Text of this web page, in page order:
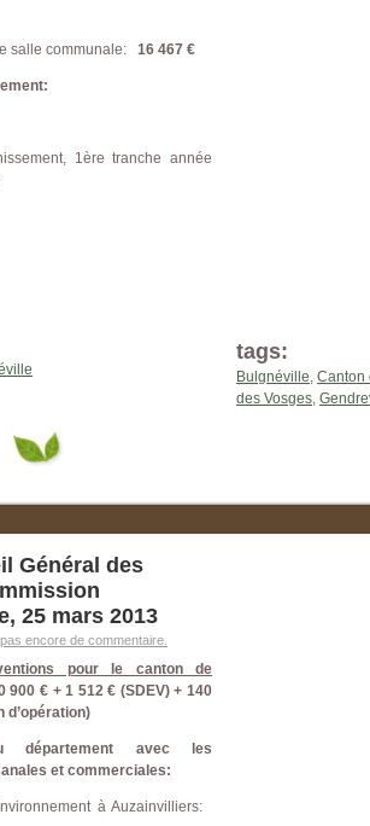
salle communale: 16 467 €
1ère tranche année
tags:
Bulgnéville, Canton
des Vosges,
Général des
25 mars 2013
pas encore de commentaire.
pour le canton de
900 € + 1 512 € (SDEV) + 140
d’opération)
département avec les
et commerciales:
à Auzainvilliers: